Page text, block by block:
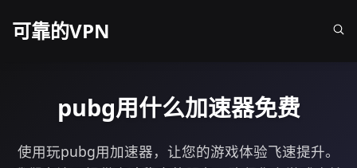
可靠的VPN
pubg用什么加速器免费
使用玩pubg用加速器，让您的游戏体验飞速提升。